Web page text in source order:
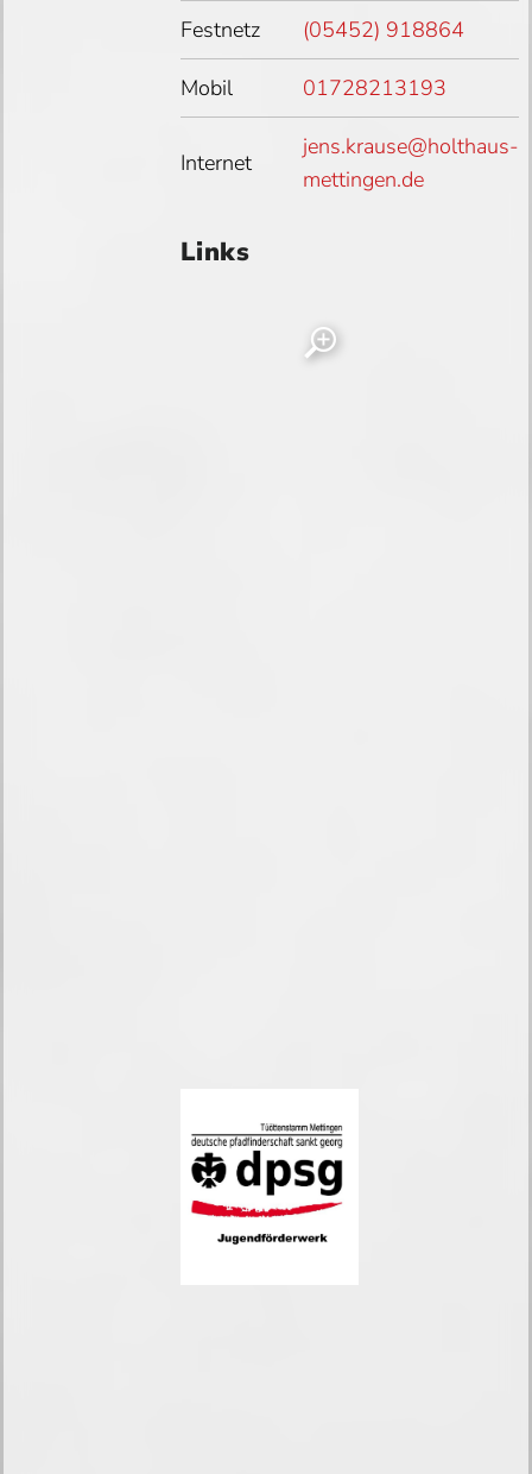
Festnetz (05452) 918864
Mobil 01728213193
Internet
jens.krause@holthaus-
mettingen.de
Links